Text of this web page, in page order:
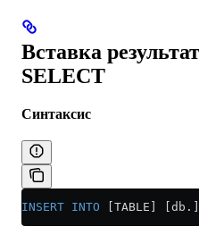
Вставка
SELECT
Синтаксис
INSERT INTO [TABLE] [db.]